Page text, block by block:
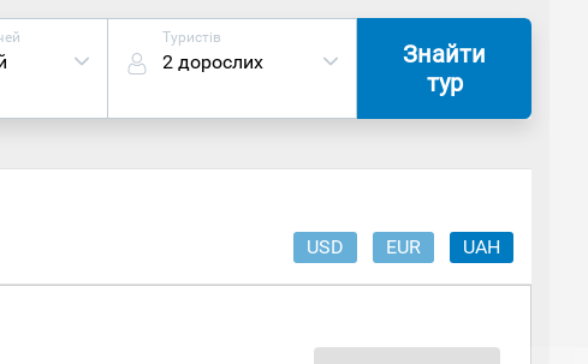
Туристів
2 дорослих
Знайти
тур
USD EUR UAH